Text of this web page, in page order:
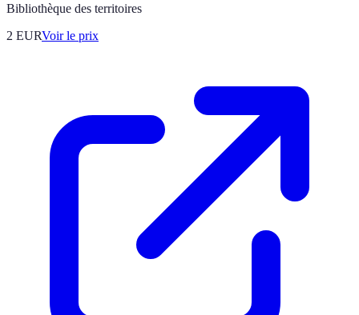
Bibliothèque des territoires
2 EURVoir le prix